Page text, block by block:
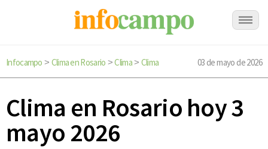
Infocampo > Clima en Rosario >Clima> Clima 03 de mayo de 2026
Clima en Rosario hoy 3
mayo 2026